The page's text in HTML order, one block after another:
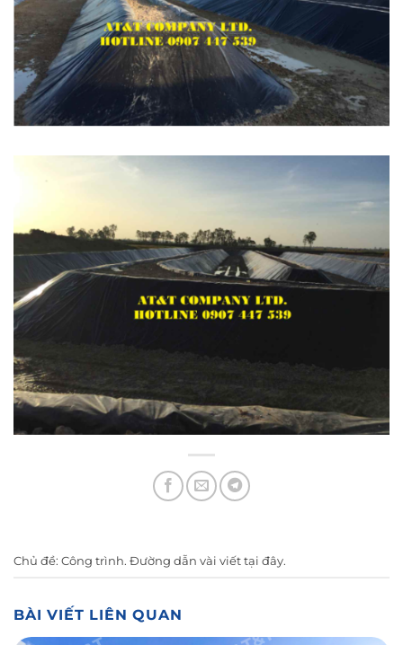
Chủ đề: Công trình. Đường dẫn vài viết tại đây.
BÀI VIẾT LIÊN QUAN